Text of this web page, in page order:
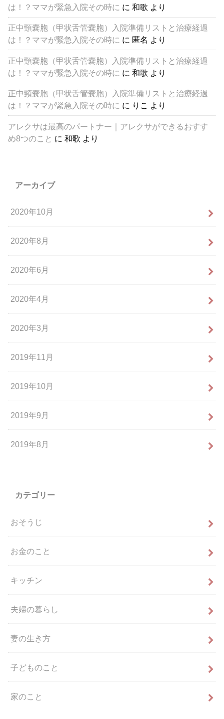
は！？ママが緊急入院その時に に和歌 より
正中頸嚢胞（甲状舌管嚢胞）入院準備リストと治療経過
は！？ママが緊急入院その時に に 匿名 より
正中頸嚢胞（甲状舌管嚢胞）入院準備リストと治療経過
は！？ママが緊急入院その時に に和歌 より
正中頸嚢胞（甲状舌管嚢胞）入院準備リストと治療経過
は！？ママが緊急入院その時に に りこ より
アレクサは最高のパートナー｜アレクサができるおすす
め8つのこと に和歌 より
アーカイブ
2020年10月
2020年8月
2020年6月
2020年4月
2020年3月
2019年11月
2019年10月
2019年9月
2019年8月
カテゴリー
おそうじ
お金のこと
キッチン
夫婦の暮らし
妻の生き方
子どものこと
家のこと